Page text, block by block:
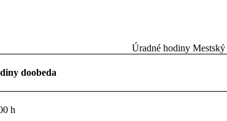
Úradné hodiny
doobeda
h